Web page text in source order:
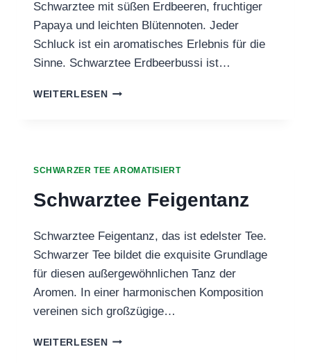
Schwarztee mit süßen Erdbeeren, fruchtiger
Papaya und leichten Blütennoten. Jeder
Schluck ist ein aromatisches Erlebnis für die
Sinne. Schwarztee Erdbeerbussi ist…
WEITERLESENSCHWARZTEE
SCHWARZER TEE AROMATISIERT
Schwarztee Feigentanz
Schwarztee Feigentanz, das ist edelster Tee.
Schwarzer Tee bildet die exquisite Grundlage
für diesen außergewöhnlichen Tanz der
Aromen. In einer harmonischen Komposition
vereinen sich großzügige…
WEITERLESENSCHWARZTEE